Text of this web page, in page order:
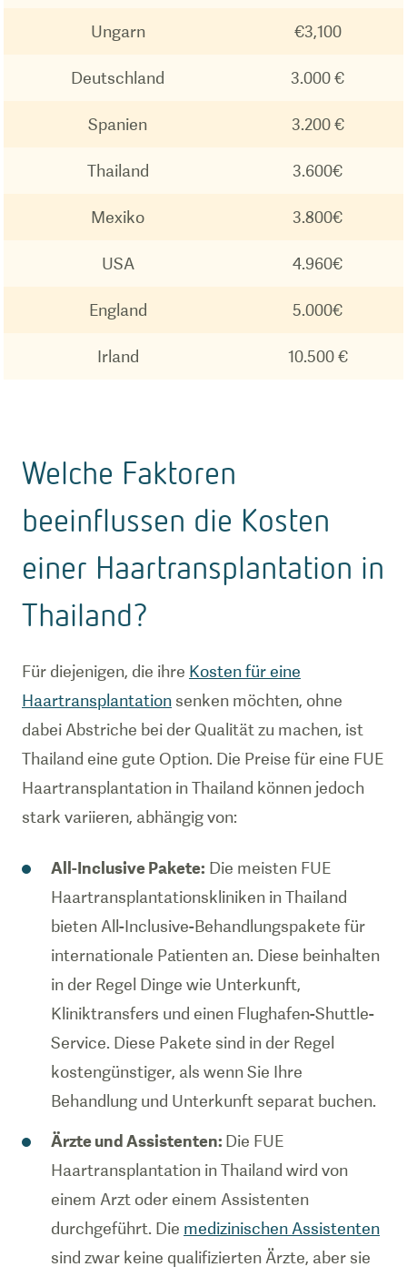
Ungarn €3,100
Deutschland 3.000 €
Spanien 3.200 €
Thailand 3.600€
Mexiko 3.800€
USA 4.960€
England 5.000€
Irland 10.500 €
Welche Faktoren
beeinflussen die Kosten
einer Haartransplantation in
Thailand?
Für diejenigen, die ihre Kosten für eine
Haartransplantation senken möchten, ohne
dabei Abstriche bei der Qualität zu machen, ist
Thailand eine gute Option. Die Preise für eine FUE
Haartransplantation in Thailand können jedoch
stark variieren, abhängig von:
All-Inclusive Pakete: Die meisten FUE
Haartransplantationskliniken in Thailand
bieten All-Inclusive-Behandlungspakete für
internationale Patienten an. Diese beinhalten
in der Regel Dinge wie Unterkunft,
Kliniktransfers und einen Flughafen-Shuttle-
Service. Diese Pakete sind in der Regel
kostengünstiger, als wenn Sie Ihre
Behandlung und Unterkunft separat buchen.
Ärzte und Assistenten: Die FUE
Haartransplantation in Thailand wird von
einem Arzt oder einem Assistenten
durchgeführt. Die medizinischen Assistenten
sind zwar keine qualifizierten Ärzte, aber sie